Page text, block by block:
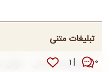
۰ ۱
تبلیغات متنی
دانلود نوحه و مداحی